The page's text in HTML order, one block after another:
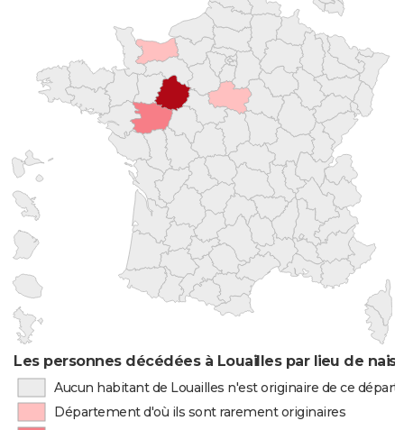
Les personnes décédées à Louailles par lieu de
Aucun habitant de Louailles n'est originaire de ce
Département d'où ils sont rarement originaires